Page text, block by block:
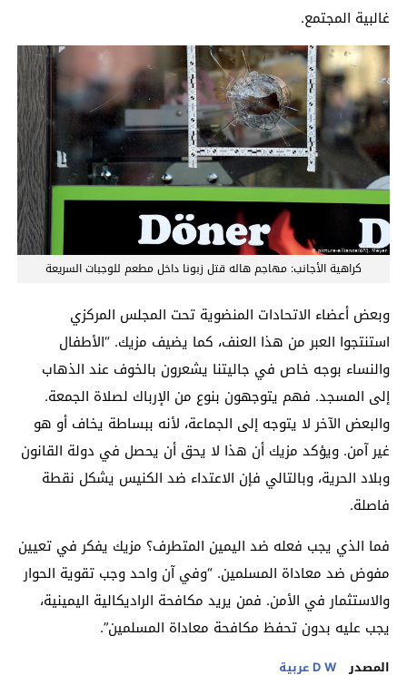
غالبية المجتمع.
كراهية الأجانب: مهاجم هاله قتل زبونا داخل مطعم للوجبات السريعة
وبعض أعضاء الاتحادات المنضوية تحت المجلس المركزي
استنتجوا العبر من هذا العنف، كما يضيف مزيك. “الأطفال
والنساء بوجه خاص في جاليتنا يشعرون بالخوف عند الذهاب
إلى المسجد. فهم يتوجهون بنوع من الإرباك لصلاة الجمعة.
والبعض الآخر لا يتوجه إلى الجماعة، لأنه ببساطة يخاف أو هو
غير آمن. ويؤكد مزيك أن هذا لا يحق أن يحصل في دولة القانون
وبلاد الحرية، وبالتالي فإن الاعتداء ضد الكنيس يشكل نقطة
فاصلة.
فما الذي يجب فعله ضد اليمين المتطرف؟ مزيك يفكر في تعيين
مفوض ضد معاداة المسلمين. “وفي آن واحد وجب تقوية الحوار
والاستثمار في الأمن. فمن يريد مكافحة الراديكالية اليمينية،
يجب عليه بدون تحفظ مكافحة معاداة المسلمين”.
المصدر D W عربية